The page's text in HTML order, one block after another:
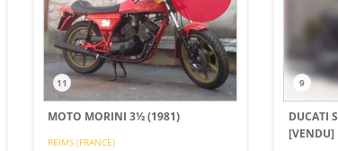
11
MOTO MORINI 3½ (1981)
REIMS (FRANCE)
9
DUCATI
[VENDU]